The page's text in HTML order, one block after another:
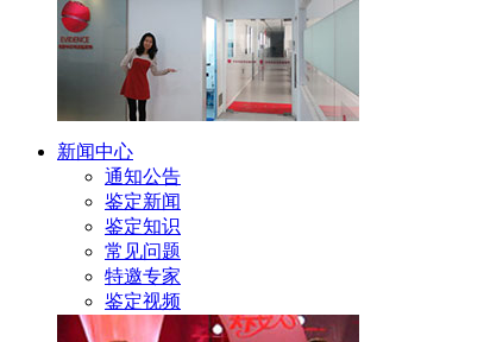
新闻中心
通知公告
鉴定新闻
鉴定知识
常见问题
特邀专家
鉴定视频